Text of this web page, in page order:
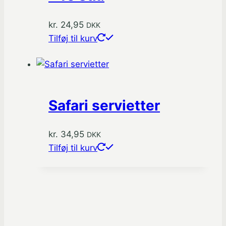
kr. 24,95 DKK
Tilføj til kurv
Safari servietter
kr. 34,95 DKK
Tilføj til kurv